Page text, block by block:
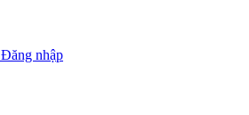
Đăng nhập